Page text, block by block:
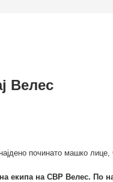
Велес
починато машко лице,
екипа на СВР Велес. По